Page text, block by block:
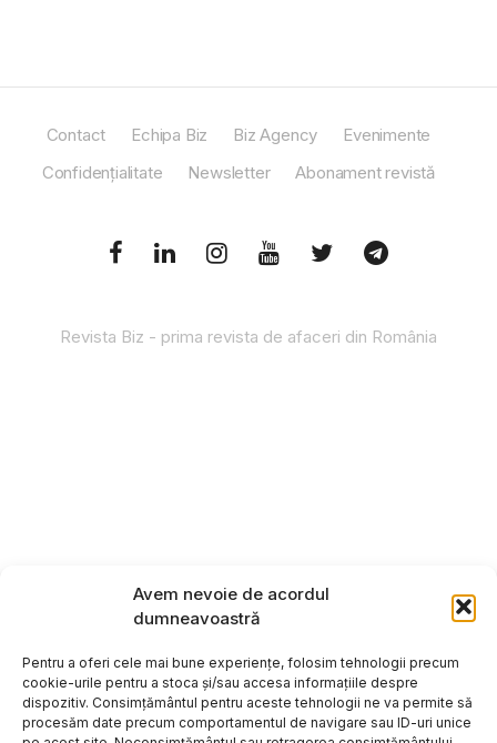
Avem nevoie de acordul
dumneavoastră
Pentru a oferi cele mai bune experiențe, folosim tehnologii precum
cookie-urile pentru a stoca și/sau accesa informațiile despre
dispozitiv. Consimțământul pentru aceste tehnologii ne va permite să
procesăm date precum comportamentul de navigare sau ID-uri unice
Contact Echipa Biz Biz Agency
Evenimente
Confidențialitate
Newsletter Abonament revistă
Revista Biz - prima revista de afaceri din România